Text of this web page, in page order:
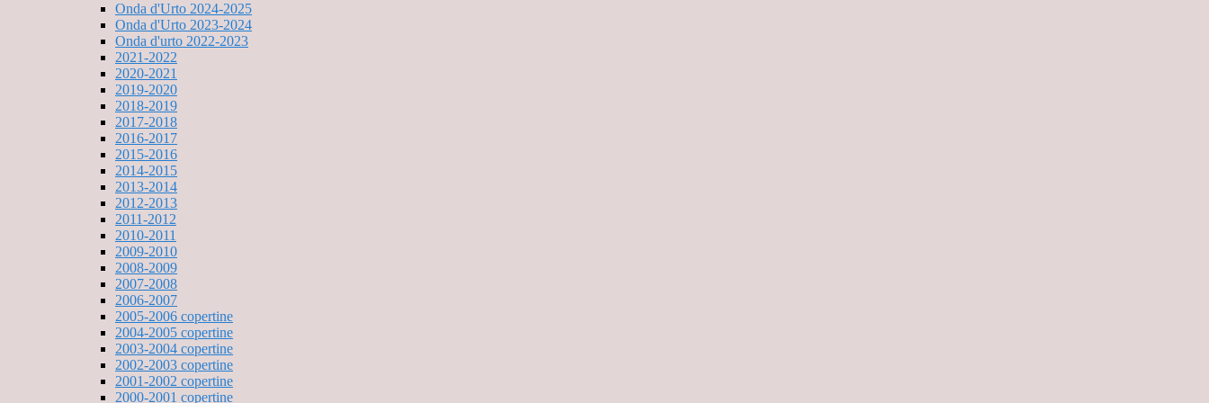
Onda d'Urto 2024-2025
Onda d'Urto 2023-2024
Onda d'urto 2022-2023
2021-2022
2020-2021
2019-2020
2018-2019
2017-2018
2016-2017
2015-2016
2014-2015
2013-2014
2012-2013
2011-2012
2010-2011
2009-2010
2008-2009
2007-2008
2006-2007
2005-2006 copertine
2004-2005 copertine
2003-2004 copertine
2002-2003 copertine
2001-2002 copertine
2000-2001 copertine